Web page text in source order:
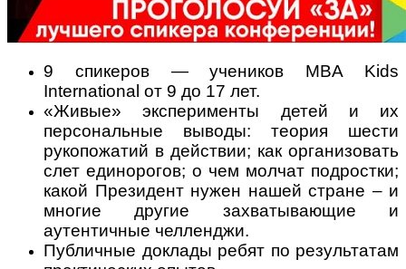
декреті
Ми запитали у зіркових
мам, яка вона - мамаWOW
9 спикеров — учеников MBA Kids
International от 9 до 17 лет.
«Живые» эксперименты детей и их
персональные выводы: теория шести
рукопожатий в действии; как организовать
слет единорогов; о чем молчат подростки;
какой Президент нужен нашей стране – и
многие другие захватывающие и
аутентичные челленджи.
Публичные доклады ребят по результатам